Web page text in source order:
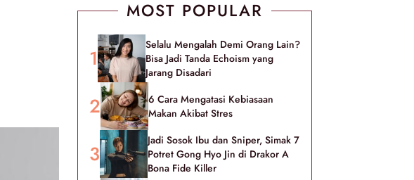
MOST POPULAR
Selalu Mengalah Demi Orang Lain?
Bisa Jadi Tanda Echoism yang
Jarang Disadari
6 Cara Mengatasi Kebiasaan
Makan Akibat Stres
Jadi Sosok Ibu dan Sniper, Simak 7
Potret Gong Hyo Jin di Drakor A
Bona Fide Killer